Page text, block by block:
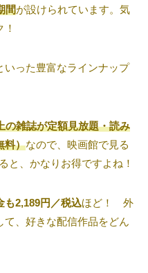
間が設けられています。気
いった豊富なラインナップ
の雑誌が定額見放題・読み
料）なので、映画館で見る
と、かなりお得ですよね！
も2,189円／税込ほど！ 外
て、好きな配信作品をどん